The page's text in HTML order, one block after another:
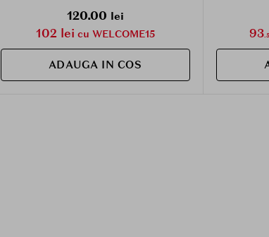
120.00 lei
102 lei cu WELCOME15
ADAUGA IN COS
93